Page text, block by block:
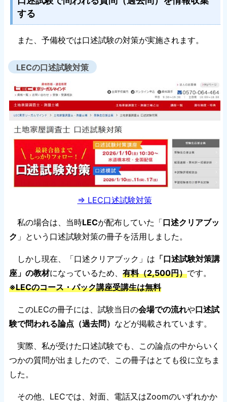
する
また、予備校では口述試験の対策が実施されます。
LECの口述試験対策
⇒ LEC口述試験対策
私の場合は、当時LECが配布していた「口述クリアブッ
ク 」という口述試験対策の冊子を活用しました。
しかし現在、「口述クリアブック」は 「口述試験対策講
座」の教材になっているため、 有料（2,500円）です。
※LECのコース・パック講座受講生は無料
このLECの冊子には、試験当日の会場での流れや口述試
験で問われる論点（過去問） などが掲載されています。
実際、私が受けた口述試験でも、この論点の中からいく
つかの質問が出ましたので、この冊子はとても役に立ちま
した。
その他、LECでは、対面、電話又はZoomのいずれかか